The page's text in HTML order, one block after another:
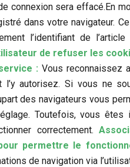
connexion sera effacé.En
dans votre navigateur.
l’identifiant de
de refuser les
: Vous reconnaissez
autorisez. Si vous ne
des navigateurs vous
Toutefois, vous êtes
correctement.
permettre le
de navigation via